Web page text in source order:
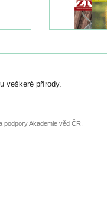
veškeré přírody.
Akademie věd ČR.